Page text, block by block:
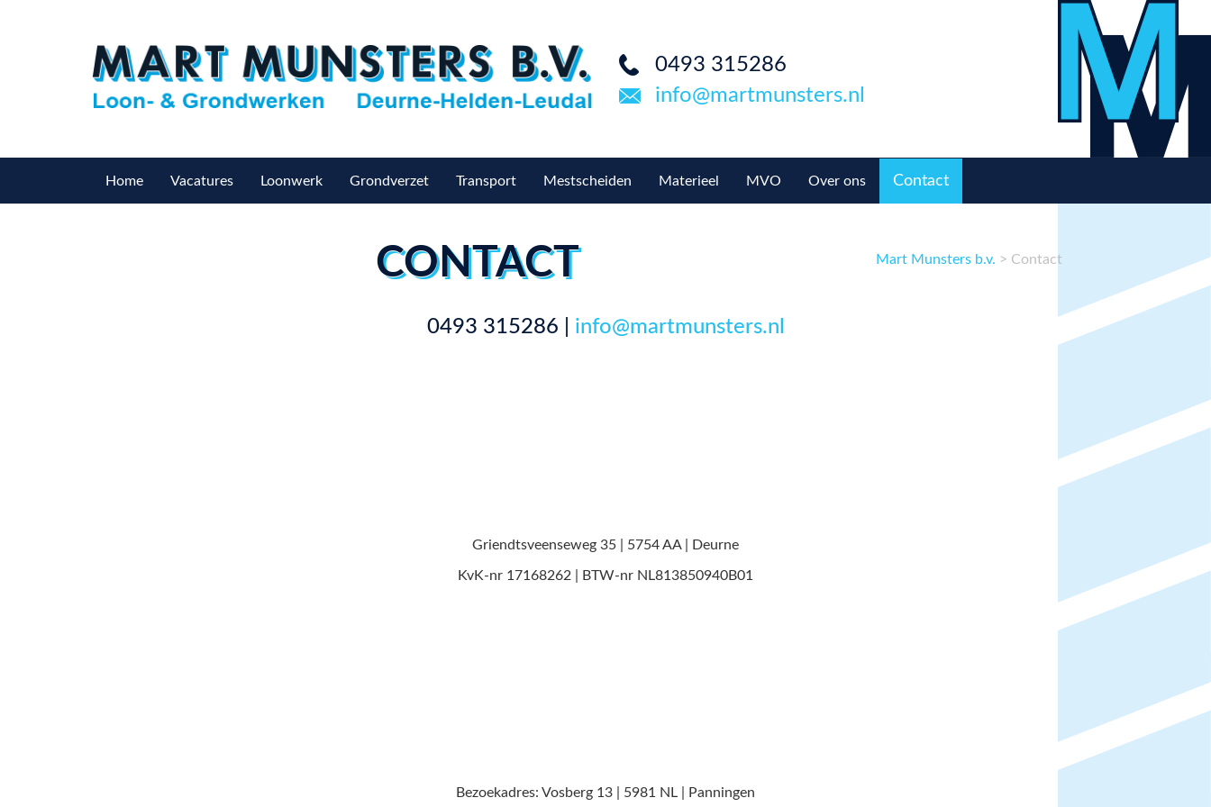
0493 315286
info@martmunsters.nl
Home Vacatures Loonwerk Grondverzet Transport Mestscheiden Materieel MVO Over ons Contact
CONTACT Mart Munsters b.v. > Contact
0493 315286 | info@martmunsters.nl
Griendtsveenseweg 35 | 5754 AA Deurne
KvK-nr 17168262 | BTW-nr NL813850940B01
Bezoekadres: Vosberg 13 | 5981 NL | Panningen